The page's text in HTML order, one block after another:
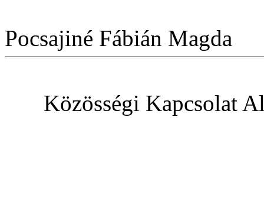
Pocsajiné Fábián Magda
Közösségi Kapcsolat